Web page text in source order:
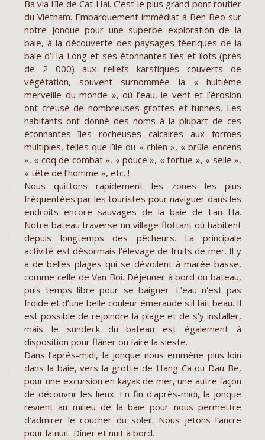
Ba via l'île de Cat Hai. C'est le plus grand pont routier
du Vietnam. Embarquement immédiat à Ben Beo sur
notre jonque pour une superbe exploration de la
baie, à la découverte des paysages féeriques de la
baie d’Ha Long et ses étonnantes îles et îlots (près
de 2 000) aux reliefs karstiques couverts de
végétation, souvent surnommée la « huitième
merveille du monde », où l’eau, le vent et l’érosion
ont creusé de nombreuses grottes et tunnels. Les
habitants ont donné des noms à la plupart de ces
étonnantes îles rocheuses calcaires aux formes
multiples, telles que l’île du « chien », « brûle-encens
», « coq de combat », « pouce », « tortue », « selle »,
« tête de l’homme », etc. !
Nous quittons rapidement les zones les plus
fréquentées par les touristes pour naviguer dans les
endroits encore sauvages de la baie de Lan Ha.
Notre bateau traverse un village flottant où habitent
depuis longtemps des pêcheurs. La principale
activité est désormais l’élevage de fruits de mer. Il y
a de belles plages qui se dévoilent à marée basse,
comme celle de Van Boi. Déjeuner à bord du bateau,
puis temps libre pour se baigner. L’eau n'est pas
froide et d’une belle couleur émeraude s'il fait beau. Il
est possible de rejoindre la plage et de s’y installer,
mais le sundeck du bateau est également à
disposition pour flâner ou faire la sieste.
Dans l’après-midi, la jonque nous emmène plus loin
dans la baie, vers la grotte de Hang Ca ou Dau Be,
pour une excursion en kayak de mer, une autre façon
de découvrir les lieux. En fin d'après-midi, la jonque
revient au milieu de la baie pour nous permettre
d’admirer le coucher du soleil. Nous jetons l’ancre
pour la nuit. Dîner et nuit à bord.